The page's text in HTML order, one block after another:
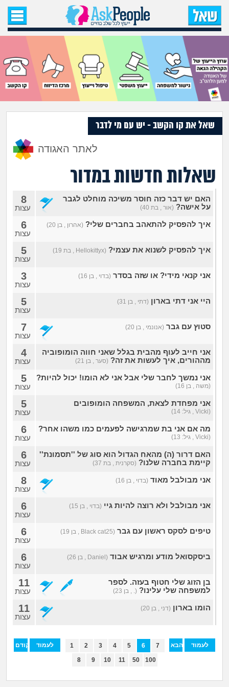
עמוד הבית
שאל שאלה
שאלות חדשות
שאלות שעוררו עניין
עצות חדשות
מה קורה כאן?
מתחם הטיפים
מדורים
זוגיות
היריון ולידה
הורות ומשפחה
מהבקו"ם... ועד מתי?!
לימודים וסטודנטים
בית, שכנים ושותפים
שומרים על הגוף
יוקר המחיה
חיפוש שאלות
הרשמה | התחברות
שאל את קו הקשב - יש עם מי לדבר
לאתר האגודה
שאלות חדשות במדור
האם יש דבר כזה חוסר משיכה מוחלט לגבר
על אישה? (אור , בת 40)
8
עצות
איך להפסיק להתאהב בחברים שלי? (אהרון , בן 20) 6
עצות
איך להפסיק לשנוא את עצמי? (Hellokittyx , בת 19) 5
עצות
אני קנאי מידי? או שזה בסדר (בדוי , בן 16) 3
עצות
היי אני דתי בארון (דתי , בן 31) 5
עצות
סטוץ עם גבר (אנונמי , בן 20) 7
עצות
אני חייב לעוף מהבית בגלל שאני חווה הומופוביה
מההורים, איך לעשות את זה? (סער , בן 21)
4
עצות
אני נמשך לחבר שלי אבל אני לא הומו! יכול להיות?
(משה , בן 16)
5
עצות
אני מפחדת לצאת, המשפחה הומופובים
(Vicki , גיל: 14)
5
עצות
מה אם אני בת שמרגישה לפעמים כמו משהו אחר?
(Vicki , גיל: 13)
6
עצות
האם דרור (ה) מהאח הגדול הוא סוג של ''תסמונת''
קיימת בחברה שלנו? (סקרנית , בת 37)
6
עצות
אני מבולבל מאוד (בדוי , בן 16) 8
עצות
אני מבולבל ולא רוצה להיות גיי (בדוי , בן 15) 6
עצות
טיפים לסקס ראשון עם גבר (Black cat25 , בן 19) 6
עצות
ביסקסואל מודע ומרגיש אבוד (Daniel , בן 26) 6
עצות
בן הזוג שלי חטוף בעזה. לספר
למשפחה שלי עלינו? (. , בן 23)
11
עצות
הומו בארון (דני , בן 20) 11
עצות
הקודם
לעמוד
1 2 3 4 5 6
7
8
9 10 11 50 100
הבא
לעמוד